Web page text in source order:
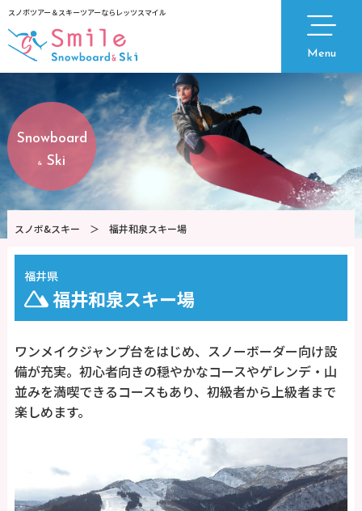
Menu
スノボツアー＆スキーツアーならレッツスマイル
Snowboard
& Ski
スノボ&スキー ＞ 福井和泉スキー場
福井県
福井和泉スキー場
ワンメイクジャンプ台をはじめ、スノーボーダー向け設
備が充実。初心者向きの穏やかなコースやゲレンデ・山
並みを満喫できるコースもあり、初級者から上級者まで
楽しめます。